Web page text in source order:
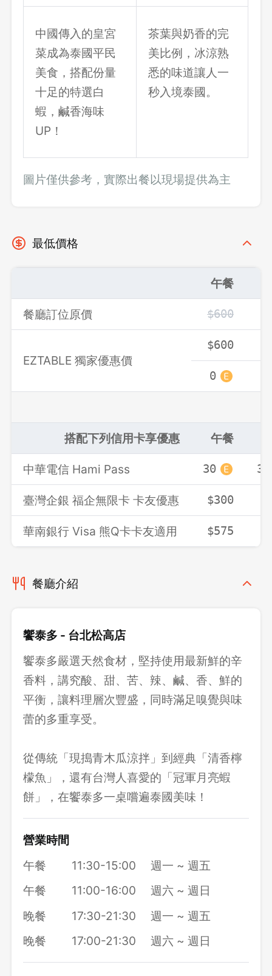
中國傳入的皇宮
菜成為泰國平民
美食，搭配份量
十足的特選白
蝦，鹹香海味
UP！
茶葉與奶香的完
美比例，冰涼熟
悉的味道讓人一
秒入境泰國。
圖片僅供參考，實際出餐以現場提供為主
最低價格
午餐
餐廳訂位原價 $600
EZTABLE 獨家優惠價
$600
0
搭配下列信用卡享優惠 午餐
中華電信 Hami Pass 30 30
臺灣企銀 福企無限卡 卡友優惠 $300
華南銀行 Visa 熊Q卡卡友適用 $575
餐廳介紹
饗泰多 - 台北松高店
饗泰多嚴選天然食材，堅持使用最新鮮的辛
香料，講究酸、甜、苦、辣、鹹、香、鮮的
平衡，讓料理層次豐盛，同時滿足嗅覺與味
蕾的多重享受。
從傳統「現搗青木瓜涼拌」到經典「清香檸
檬魚」，還有台灣人喜愛的「冠軍月亮蝦
餅」，在饗泰多一桌嚐遍泰國美味！
營業時間
午餐
11:30-15:00
週一 ~ 週五
午餐
11:00-16:00
週六 ~ 週日
晚餐
17:30-21:30
週一 ~ 週五
晚餐
17:00-21:30 週六 ~ 週日